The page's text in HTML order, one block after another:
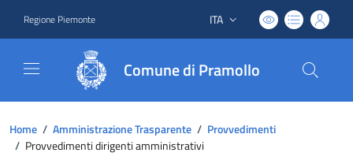
Regione Piemonte Lingua attiva:
ITA
Comune di Pramollo
Home / Amministrazione Trasparente / Provvedimenti
/ Provvedimenti dirigenti amministrativi